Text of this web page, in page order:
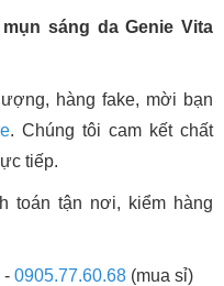
sáng da Genie Vita
hàng fake, mời bạn
. Chúng tôi cam kết chất
tiếp.
toán tận nơi, kiểm hàng
- 0905.77.60.68 (mua sỉ)